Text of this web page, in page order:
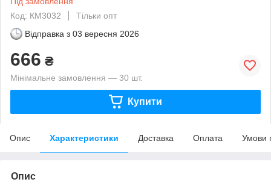
Код: КМ3032
Тільки опт
Відправка з 03 вересня 2026
666 ₴
Мінімальне замовлення — 30 шт.
Купити
Опис Характеристики Доставка Оплата Умови
Опис